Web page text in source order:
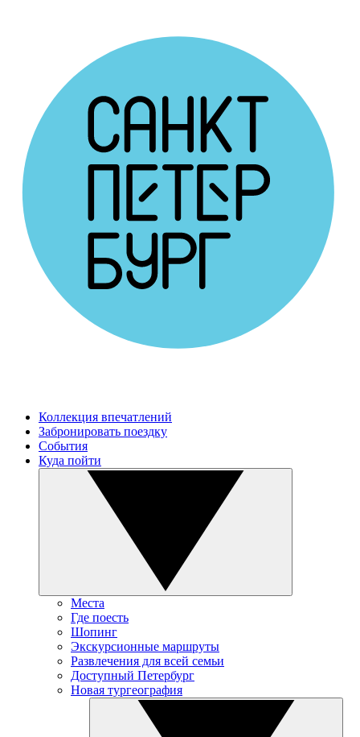
Коллекция впечатлений
Забронировать поездку
События
Куда пойти
Места
Где поесть
Шопинг
Экскурсионные маршруты
Развлечения для всей семьи
Доступный Петербург
Новая тургеография